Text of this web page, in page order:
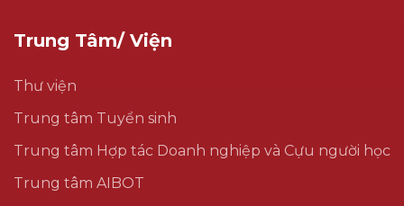
Trung Tâm/ Viện
Thư viện
Trung tâm Tuyển sinh
Trung tâm Hợp tác Doanh nghiệp và Cựu người học
Trung tâm AIBOT